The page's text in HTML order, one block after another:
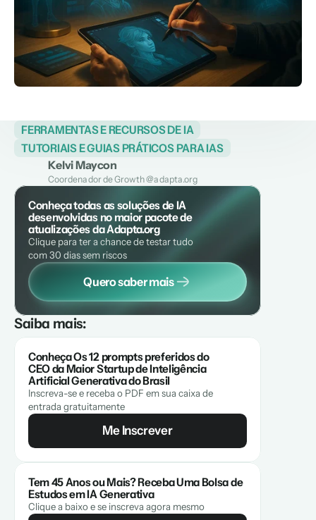
Kelvi Maycon
Coordenador de Growth @adapta.org
FERRAMENTAS E RECURSOS DE IA
TUTORIAIS E GUIAS PRÁTICOS PARA IAS
Conheça todas as soluções de IA
desenvolvidas no maior pacote de
atualizações da Adapta.org
Clique para ter a chance de testar tudo
com 30 dias sem riscos
Quero saber mais
Saiba mais:
Conheça Os 12 prompts preferidos do
CEO da Maior Startup de Inteligência
Artificial Generativa do Brasil
Inscreva-se e receba o PDF em sua caixa de
entrada gratuitamente
Me Inscrever
Tem 45 Anos ou Mais? Receba Uma Bolsa de
Estudos em IA Generativa
Clique a baixo e se inscreva agora mesmo